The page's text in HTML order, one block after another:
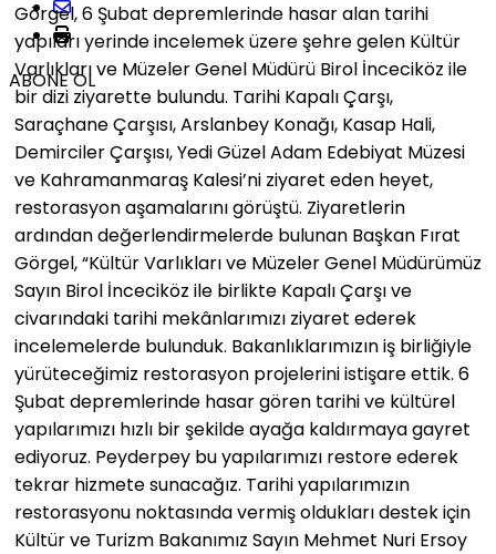
ABONE OL
Görgel, 6 Şubat depremlerinde hasar alan tarihi
yapıları yerinde incelemek üzere şehre gelen Kültür
Varlıkları ve Müzeler Genel Müdürü Birol İnceciköz ile
bir dizi ziyarette bulundu. Tarihi Kapalı Çarşı,
Saraçhane Çarşısı, Arslanbey Konağı, Kasap Hali,
Demirciler Çarşısı, Yedi Güzel Adam Edebiyat Müzesi
ve Kahramanmaraş Kalesi’ni ziyaret eden heyet,
restorasyon aşamalarını görüştü. Ziyaretlerin
ardından değerlendirmelerde bulunan Başkan Fırat
Görgel, “Kültür Varlıkları ve Müzeler Genel Müdürümüz
Sayın Birol İnceciköz ile birlikte Kapalı Çarşı ve
civarındaki tarihi mekânlarımızı ziyaret ederek
incelemelerde bulunduk. Bakanlıklarımızın iş birliğiyle
yürüteceğimiz restorasyon projelerini istişare ettik. 6
Şubat depremlerinde hasar gören tarihi ve kültürel
yapılarımızı hızlı bir şekilde ayağa kaldırmaya gayret
ediyoruz. Peyderpey bu yapılarımızı restore ederek
tekrar hizmete sunacağız. Tarihi yapılarımızın
restorasyonu noktasında vermiş oldukları destek için
Kültür ve Turizm Bakanımız Sayın Mehmet Nuri Ersoy